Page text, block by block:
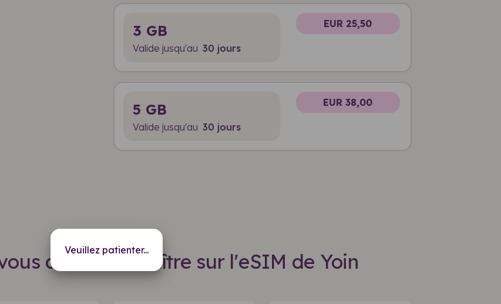
Veuillez patienter...
3 GB
Valide jusqu'au 30 jours
EUR 25,50
5 GB
Valide jusqu'au 30 jours
EUR 38,00
devez connaître sur l'eSIM de Yoin